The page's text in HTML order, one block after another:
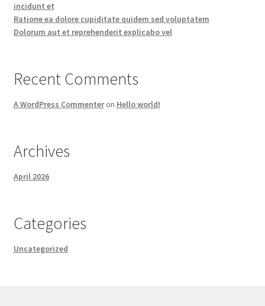
incidunt et
Ratione ea dolore cupiditate quidem sed voluptatem
Dolorum aut et reprehenderit explicabo vel
Recent Comments
A WordPress Commenteron Hello world!
Archives
April 2026
Categories
Uncategorized